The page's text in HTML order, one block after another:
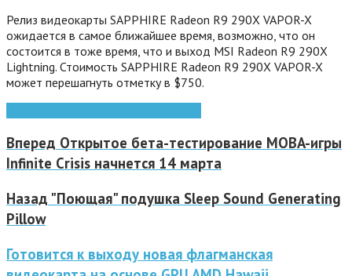
Релиз видеокарты SAPPHIRE Radeon R9 290X VAPOR-X
ожидается в самое ближайшее время, возможно, что он
состоится в тоже время, что и выход MSI Radeon R9 290X
Lightning. Стоимость SAPPHIRE Radeon R9 290X VAPOR-X
может перешагнуть отметку в $750.
Вперед Открытое бета-тестирование MOBA-игры
Infinite Crisis начнется 14 марта
Назад "Поющая" подушка Sleep Sound Generating
Pillow
Готовится к выходу новая флагманская